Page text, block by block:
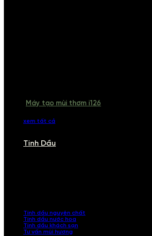
Máy tạo mùi thơm i126
xem tất cả
Tinh Dầu
Tinh dầu nguyên chất
Tinh dầu nước hoa
Tinh dầu khách sạn
Tư vấn mùi hương